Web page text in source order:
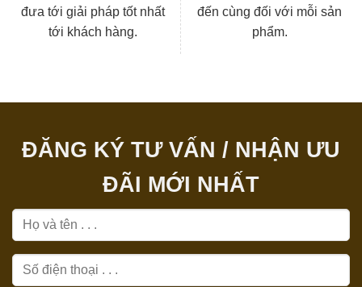
đưa tới giải pháp tốt nhất
tới khách hàng.
đến cùng đối với mỗi sản
phẩm.
ĐĂNG KÝ TƯ VẤN / NHẬN ƯU
ĐÃI MỚI NHẤT